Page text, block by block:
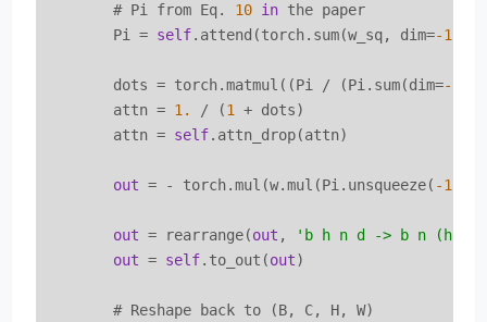
        # Pi from Eq.
10 in the paper
        Pi =
self.attend(torch.sum(w_sq, dim=-1
        dots = torch.matmul((Pi / (Pi.sum(dim=
-1
        attn =
1. / (1 + dots)
        attn =
self.attn_drop(attn)
out = - torch.mul(w.mul(Pi.unsqueeze( -1
out = rearrange(out ,
'b h n d -> b n (h d)'
out = self.to_out(out)
        # Reshape back to (B, C, H, W)